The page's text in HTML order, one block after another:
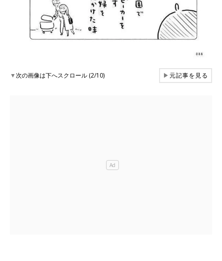
▼次の画像は下へスクロール (2/10) ▶元記事を見る